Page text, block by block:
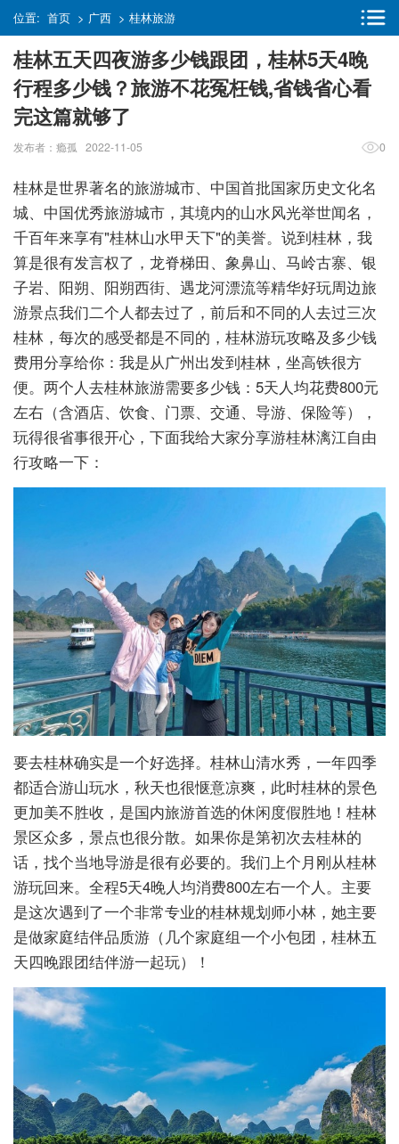
位置: 首页 > 广西 > 桂林旅游
桂林五天四夜游多少钱跟团，桂林5天4晚
行程多少钱？旅游不花冤枉钱,省钱省心看
完这篇就够了
发布者：瘾孤 2022-11-05 0
桂林是世界著名的旅游城市、中国首批国家历史文化名
城、中国优秀旅游城市，其境内的山水风光举世闻名，
千百年来享有"桂林山水甲天下"的美誉。说到桂林，我
算是很有发言权了，龙脊梯田、象鼻山、马岭古寨、银
子岩、阳朔、阳朔西街、遇龙河漂流等精华好玩周边旅
游景点我们二个人都去过了，前后和不同的人去过三次
桂林，每次的感受都是不同的，桂林游玩攻略及多少钱
费用分享给你：我是从广州出发到桂林，坐高铁很方
便。两个人去桂林旅游需要多少钱：5天人均花费800元
左右（含酒店、饮食、门票、交通、导游、保险等），
玩得很省事很开心，下面我给大家分享游桂林漓江自由
行攻略一下：
要去桂林确实是一个好选择。桂林山清水秀，一年四季
都适合游山玩水，秋天也很惬意凉爽，此时桂林的景色
更加美不胜收，是国内旅游首选的休闲度假胜地！桂林
景区众多，景点也很分散。如果你是第初次去桂林的
话，找个当地导游是很有必要的。我们上个月刚从桂林
游玩回来。全程5天4晚人均消费800左右一个人。主要
是这次遇到了一个非常专业的桂林规划师小林，她主要
是做家庭结伴品质游（几个家庭组一个小包团，桂林五
天四晚跟团结伴游一起玩）！